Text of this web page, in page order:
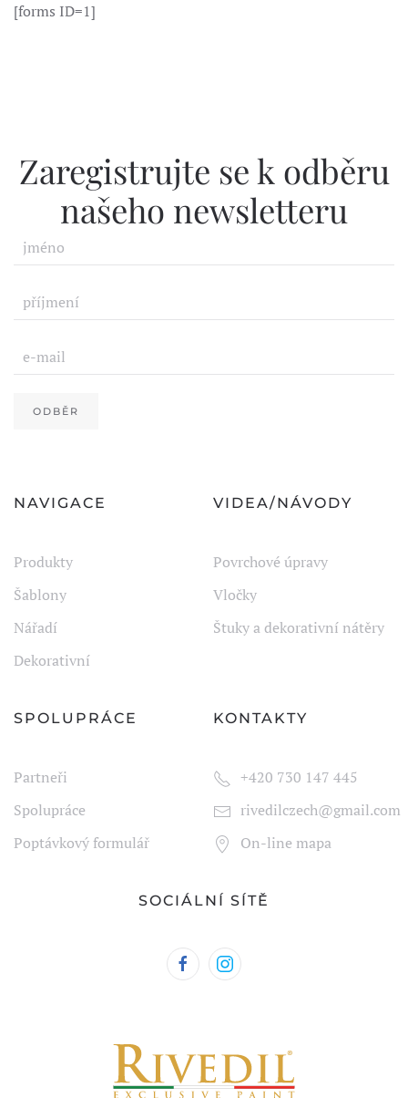
[forms ID=1]
Zaregistrujte se k odběru
našeho newsletteru
ODBĚR
NAVIGACE
Produkty
Šablony
Nářadí
Dekorativní
VIDEA/NÁVODY
Povrchové úpravy
Vločky
Štuky a dekorativní nátěry
SPOLUPRÁCE
Partneři
Spolupráce
Poptávkový formulář
KONTAKTY
+420 730 147 445
rivedilczech@gmail.com
On-line mapa
SOCIÁLNÍ SÍTĚ